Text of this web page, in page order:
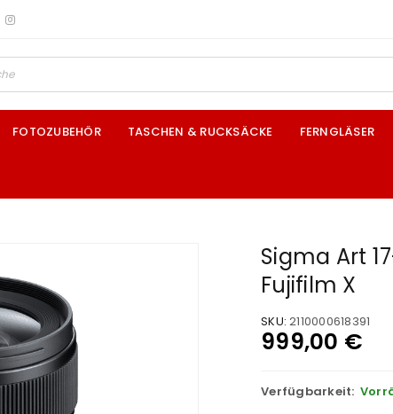
FOTOZUBEHÖR TASCHEN & RUCKSÄCKE FERNGLÄSER
Sigma Art
Fujifilm X
SKU: 2110000618391
999,00 €
Verfügbarkeit: